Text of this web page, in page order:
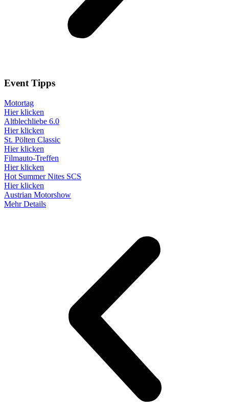
Event Tipps
Motortag
Hier klicken
Altblechliebe 6.0
Hier klicken
St. Pölten Classic
Hier klicken
Filmauto-Treffen
Hier klicken
Hot Summer Nites SCS
Hier klicken
Austrian Motorshow
Mehr Details